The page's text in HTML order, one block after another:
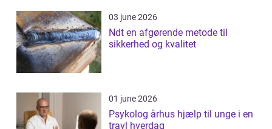
03 june 2026
Ndt en afgørende metode til
sikkerhed og kvalitet
01 june 2026
Psykolog århus hjælp til unge i en
travl hverdag